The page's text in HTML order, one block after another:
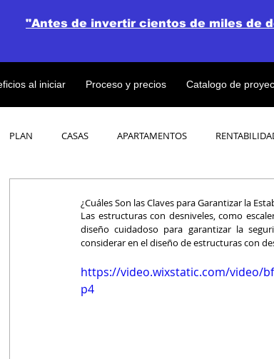
al iniciar Proceso y precios Catalogo de
"Antes de invertir cientos de miles de
PLAN CASAS APARTAMENTOS
OBRAS DE CONSTRUCCION
¿Cuáles Son las Claves para Garantizar la
Las estructuras con desniveles, como
diseño cuidadoso para garantizar la
considerar en el diseño de estructuras con
https://video.wixstatic.com/video/
p4